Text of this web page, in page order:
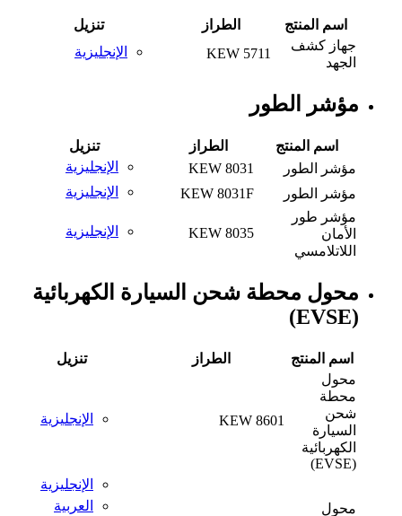
اسم المنتج الطراز
تنزيل
جهاز كشف
الجهد
KEW 5711 الإنجليزية
مؤشر الطور
اسم المنتج الطراز
تنزيل
مؤشر الطور
KEW 8031
الإنجليزية
مؤشر الطور
KEW 8031F
الإنجليزية
مؤشر طور
الأمان
اللاتلامسي
KEW 8035 الإنجليزية
محول محطة شحن السيارة الكهربائية
(EVSE)
اسم المنتج الطراز
تنزيل
محول
محطة
شحن
السيارة
الكهربائية
(EVSE)
KEW 8601 الإنجليزية
محول
الإنجليزية
العربية